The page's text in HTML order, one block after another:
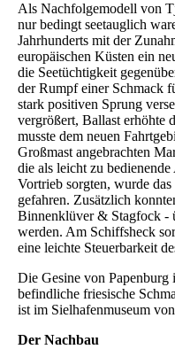
Als Nachfolgemodell von
nur bedingt seetauglich
Jahrhunderts mit der
europäischen Küsten ein
die Seetüchtigkeit
der Rumpf einer Schmack
stark positiven Sprung
vergrößert, Ballast erhöhte
musste dem neuen
Großmast angebrachten
die als leicht zu
Vortrieb sorgten, wurde
gefahren. Zusätzlich
Binnenklüver & Stagfock -
werden. Am Schiffsheck
eine leichte Steuerbarkeit
Die Gesine von Papenburg
befindliche friesische
ist im Sielhafenmuseum
Der Nachbau